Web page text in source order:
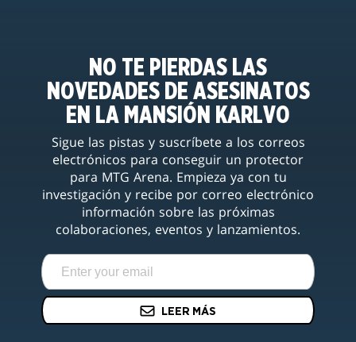
NO TE PIERDAS LAS
NOVEDADES DE ASESINATOS
EN LA MANSIÓN KARLVO
Sigue las pistas y suscríbete a los correos
electrónicos para conseguir un protector
para MTG Arena. Empieza ya con tu
investigación y recibe por correo electrónico
información sobre las próximas
colaboraciones, eventos y lanzamientos.
LEER MÁS